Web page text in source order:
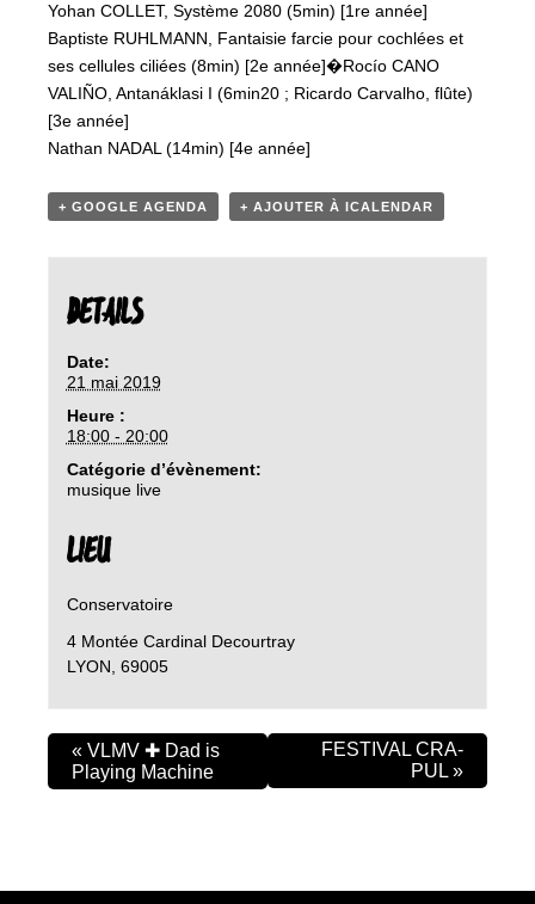
Yohan COLLET, Système 2080 (5min) [1re année]
Baptiste RUHLMANN, Fantaisie farcie pour cochlées et
ses cellules ciliées (8min) [2e année]�Rocío CANO
VALIÑO, Antanáklasi I (6min20 ; Ricardo Carvalho, flûte)
[3e année]
Nathan NADAL (14min) [4e année]
+ GOOGLE AGENDA + AJOUTER À ICALENDAR
DETAILS
Date:
21 mai 2019
Heure :
18:00 - 20:00
Catégorie d’évènement:
musique live
LIEU
Conservatoire
4 Montée Cardinal Decourtray
LYON 69005
« VLMV ✚ Dad is
Playing Machine
FESTIVAL CRA-
PUL»